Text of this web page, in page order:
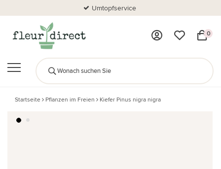
Umtopfservice
0
Startseite Pflanzen im Freien Kiefer Pinus nigra nigra